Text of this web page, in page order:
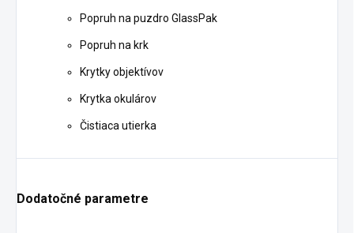
Popruh na puzdro GlassPak
Popruh na krk
Krytky objektívov
Krytka okulárov
Čistiaca utierka
Dodatočné parametre